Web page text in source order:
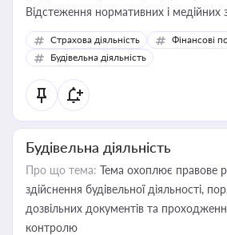
Відстеження нормативних і медійних
корисне для власника бізнесу,
бухгалтера під час оподаткування,
державного майна, корпоративних
статусу суб'єктів оціночної діяльності
Страхова діяльність
Фінансові
Будівельна діяльність
Будівельна діяльність
Про що тема: Тема охоплює правове
здійснення будівельної діяльності,
дозвільних документів та
контролю